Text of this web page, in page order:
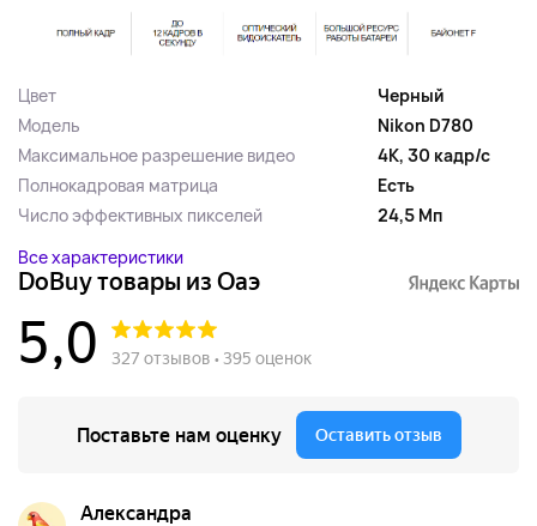
Цвет
Черный
Модель
Nikon D780
Максимальное разрешение видео
4К, 30 кадр/с
Полнокадровая матрица
Есть
Число эффективных пикселей
24,5 Мп
Все характеристики